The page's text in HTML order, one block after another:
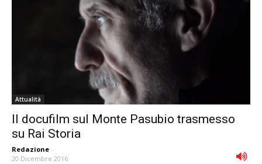
Attualità
Il docufilm sul Monte Pasubio trasmesso
su Rai Storia
Redazione -
20 Dicembre 2016